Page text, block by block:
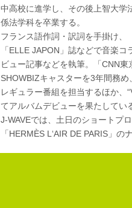
中高校に進学し、その後上智大学
係法学科を卒業する。
フランス語作詞・訳詞を手掛け、
「ELLE JAPON」誌などで音楽コ
ビュー記事などを執筆。「CNN東
SHOWBIZキャスターを3年間務め
レギュラー番組を担当するほか、
てアルバムデビューを果たしてい
J-WAVEでは、土日のショートプ
「HERMÈS L‘AIR DE PARIS」